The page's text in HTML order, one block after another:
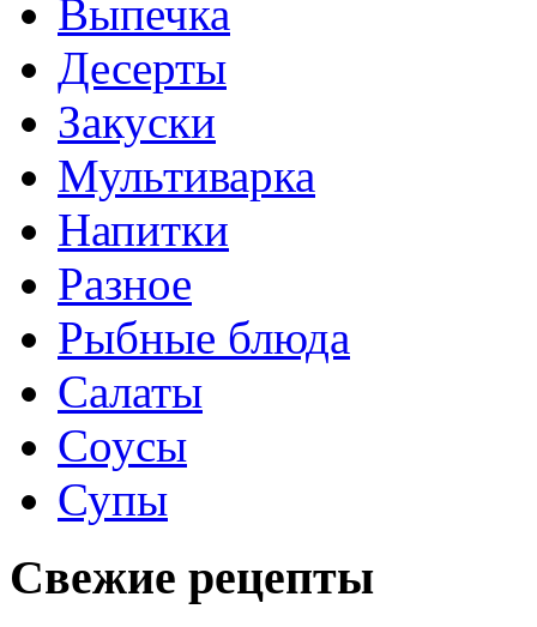
Выпечка
Десерты
Закуски
Мультиварка
Напитки
Разное
Рыбные блюда
Салаты
Соусы
Супы
Свежие рецепты